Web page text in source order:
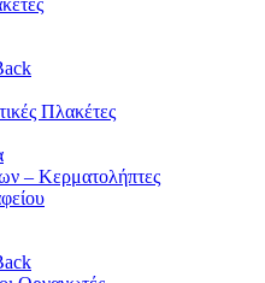
Πλακέτες
– Κερματολήπτες